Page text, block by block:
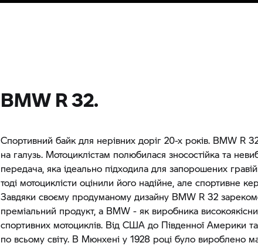
BMW R 32.
Спортивний байк для нерівних доріг 20-х років. BMW R
на галузь. Мотоциклістам полюбилася зносостійка та
передача, яка ідеально підходила для запорошених
тоді мотоциклісти оцінили його надійне, але спортивне
Завдяки своєму продуманому дизайну BMW R 32
преміальний продукт, а BMW - як виробника
спортивних мотоциклів. Від США до Південної Америки
по всьому світу. В Мюнхені у 1928 році було вироблено